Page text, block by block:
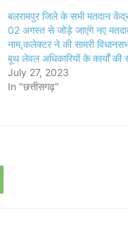
बलरामपुर जिले के सभी मतदान
02 अगस्त से जोड़े जाएंगे नए
नाम,कलेक्टर ने की सामरी
बूथ लेवल अधिकारियों के कार्यों की
July 27, 2023
In "छत्तीसगढ़"